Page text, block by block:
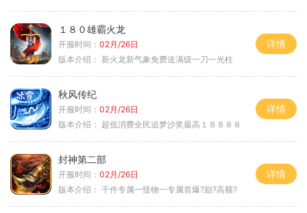
１８０雄霸火龙
开服时间： 02月/26日
版本介绍： 新火龙新气象免费送满级一刀一光柱
详情
秋风传纪
开服时间： 02月/26日
版本介绍： 超低消费全民追梦沙奖最高１８８８８
详情
封神第二部
开服时间： 02月/26日
版本介绍： 千件专属一怪物一专属首爆?励?高额?
详情